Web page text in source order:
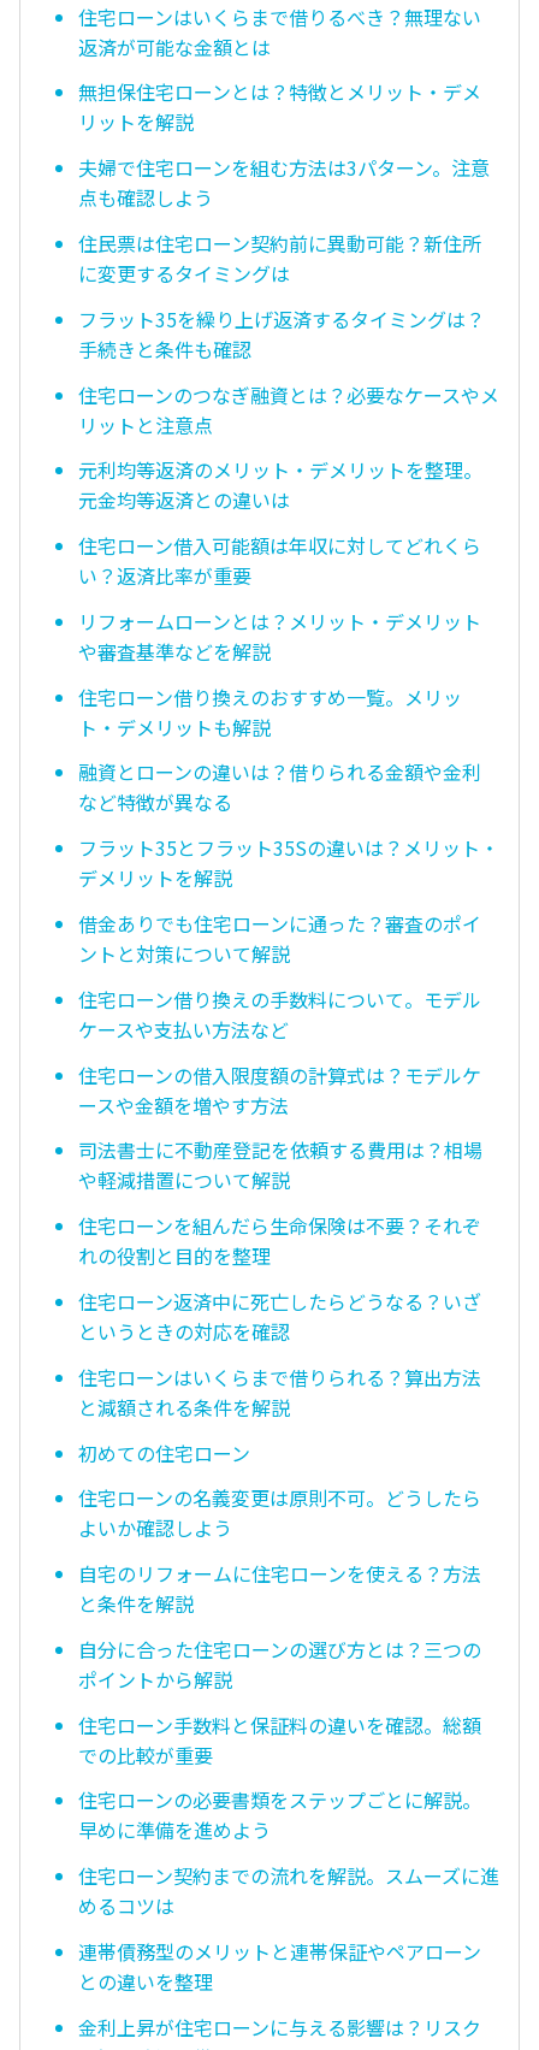
住宅ローンはいくらまで借りるべき？無理ない
返済が可能な金額とは
無担保住宅ローンとは？特徴とメリット・デメ
リットを解説
夫婦で住宅ローンを組む方法は3パターン。注意
点も確認しよう
住民票は住宅ローン契約前に異動可能？新住所
に変更するタイミングは
フラット35を繰り上げ返済するタイミングは？
手続きと条件も確認
住宅ローンのつなぎ融資とは？必要なケースやメ
リットと注意点
元利均等返済のメリット・デメリットを整理。
元金均等返済との違いは
住宅ローン借入可能額は年収に対してどれくら
い？返済比率が重要
リフォームローンとは？メリット・デメリット
や審査基準などを解説
住宅ローン借り換えのおすすめ一覧。メリッ
ト・デメリットも解説
融資とローンの違いは？借りられる金額や金利
など特徴が異なる
フラット35とフラット35Sの違いは？メリット・
デメリットを解説
借金ありでも住宅ローンに通った？審査のポイ
ントと対策について解説
住宅ローン借り換えの手数料について。モデル
ケースや支払い方法など
住宅ローンの借入限度額の計算式は？モデルケ
ースや金額を増やす方法
司法書士に不動産登記を依頼する費用は？相場
や軽減措置について解説
住宅ローンを組んだら生命保険は不要？それぞ
れの役割と目的を整理
住宅ローン返済中に死亡したらどうなる？いざ
というときの対応を確認
住宅ローンはいくらまで借りられる？算出方法
と減額される条件を解説
初めての住宅ローン
住宅ローンの名義変更は原則不可。どうしたら
よいか確認しよう
自宅のリフォームに住宅ローンを使える？方法
と条件を解説
自分に合った住宅ローンの選び方とは？三つの
ポイントから解説
住宅ローン手数料と保証料の違いを確認。総額
での比較が重要
住宅ローンの必要書類をステップごとに解説。
早めに準備を進めよう
住宅ローン契約までの流れを解説。スムーズに進
めるコツは
連帯債務型のメリットと連帯保証やペアローン
との違いを整理
金利上昇が住宅ローンに与える影響は？リスク